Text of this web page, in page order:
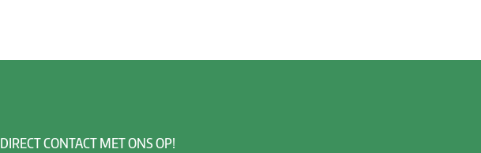
DIRECT CONTACT MET ONS OP!